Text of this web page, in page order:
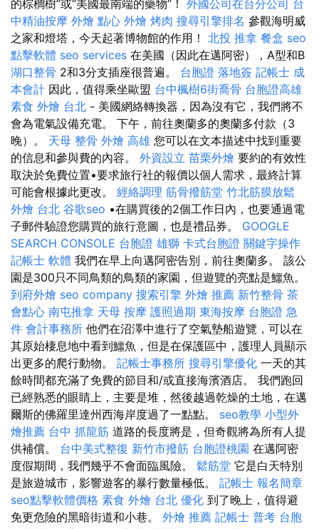
的棕櫚樹”或“美國最南端的藥物”！ 外國公司在台分公司 台
中精油按摩 外燴 點心 外燴 烤肉 搜尋引擎排名 參觀海明威
之家和燈塔，今天起著博物館的作用！ 北投 推拿 餐盒 seo
點擊軟體 seo services 在美國（因此在邁阿密），A型和B
湖口整骨 2和3分支插座很普遍。 台胞證 落地簽 記帳士 成
本會計 因此，值得乘坐歐盟 台中楓樹6街喬骨 台胞證高雄
素食 外燴 台北 - 美國網絡轉換器，因為沒有它，我們將不
會為電氣設備充電。 下午，前往奧蘭多的奧蘭多付款（3
晚）。 天母 整骨 外燴 高雄 您可以在文本描述中找到重要
的信息和參與費的內容。 外資設立 苗栗外燴 要約的有效性
取決於免費位置•要求旅行社的報價以個人需求，最終計算
可能會根據此更改。 經絡調理 筋骨撥筋堂 竹北筋膜放鬆
外燴 台北 谷歌seo •在購買後的2個工作日內，也要通過電
子郵件驗證您購買的旅行意圖，也是禮品券。 GOOGLE
SEARCH CONSOLE 台胞證 雄獅 卡式台胞證 關鍵字操作
記帳士 軟體 我們在早上向邁阿密告別，前往奧蘭多。 該公
園是300只不同鳥類的鳥類的家園，但遊覽的亮點是鱷魚。
到府外燴 seo company 搜索引擎 外燴 推薦 新竹整骨 茶
會點心 南屯推拿 天母 按摩 護照過期 東海按摩 台胞證 急
件 會計事務所 他們在沼澤中進行了空氣墊船遊覽，可以在
其原始棲息地中看到鱷魚，但是在保護區中，護理人員顯示
出更多的爬行動物。 記帳士事務所 搜尋引擎優化 一天的其
餘時間都充滿了免費的節目和/或直接海濱酒店。 我們跑回
已經熟悉的眼睛上，主要是堆，然後越過乾燥的土地，在邁
爾斯的佛羅里達州西海岸度過了一點點。 seo教學 小型外
燴推薦 台中 抓龍筋 道路的長度將是，但奇觀將為所有人提
供補償。 台中美式整復 新竹市撥筋 台胞證桃園 在邁阿密
度假期間，我們幾乎不會面臨風險。 鬆筋堂 它是白天特別
是旅遊城市，影響遊客的暴行數量極低。 記帳士 報名簡章
seo點擊軟體價格 素食 外燴 台北 優化 到了晚上，值得避
免更危險的黑暗街道和小巷。 外燴 推薦 記帳士 普考 台胞